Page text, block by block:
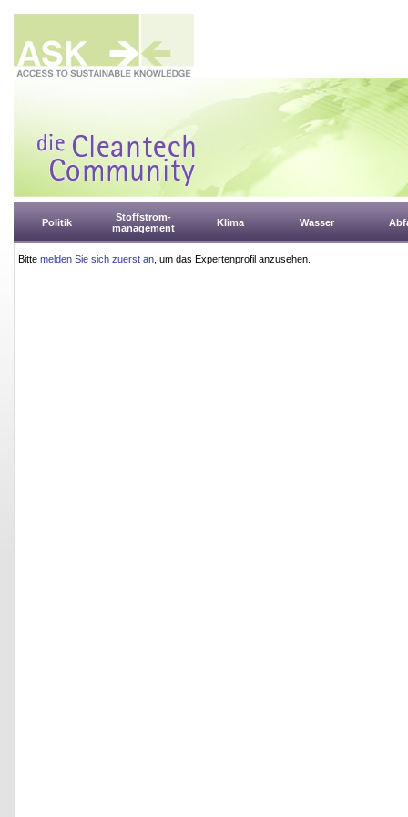
Politik
Stoffstrom-
management
Klima Wasser
Bitte melden Sie sich zuerst an , um das Expertenprofil anzusehen.